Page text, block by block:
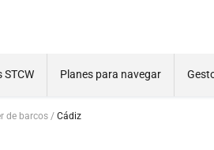
Planes para navegar
de barcos Cádiz